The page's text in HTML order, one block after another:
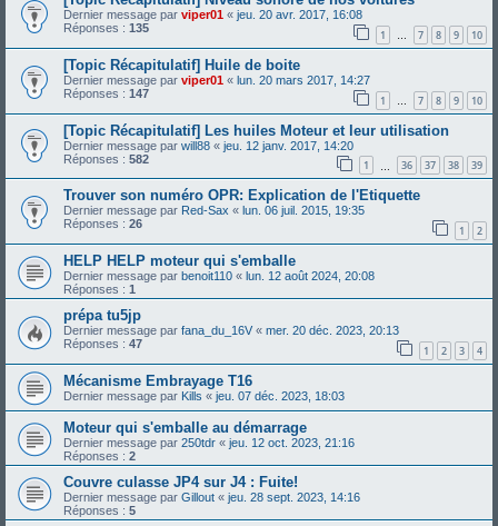
Dernier message par viper01 « jeu. 20 avr. 2017, 16:08
Réponses : 135 1 … 7 8 9 10
[Topic Récapitulatif] Huile de boite
Dernier message par viper01 « lun. 20 mars 2017, 14:27
Réponses : 147 1 … 7 8 9 10
[Topic Récapitulatif] Les huiles Moteur et leur utilisation
Dernier message par will88 « jeu. 12 janv. 2017, 14:20
Réponses : 582 1 36 37 38 39
Trouver son numéro OPR: Explication de l'Etiquette
Dernier message par Red-Sax « lun. 06 juil. 2015, 19:35
Réponses : 26 1 2
HELP HELP moteur qui s'emballe
Dernier message par benoit110 « lun. 12 août 2024, 20:08
Réponses : 1
prépa tu5jp
Dernier message par fana_du_16V « mer. 20 déc. 2023, 20:13
Réponses : 47 1 2 3 4
Mécanisme Embrayage T16
Dernier message par Kills « jeu. 07 déc. 2023, 18:03
Moteur qui s'emballe au démarrage
Dernier message par 250tdr « jeu. 12 oct. 2023, 21:16
Réponses : 2
Couvre culasse JP4 sur J4 : Fuite!
Dernier message par Gillout « jeu. 28 sept. 2023, 14:16
Réponses : 5